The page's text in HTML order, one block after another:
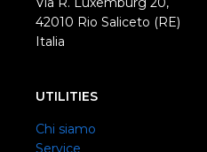
42010 Rio Saliceto (RE)
Italia
UTILITIES
Chi siamo
Service